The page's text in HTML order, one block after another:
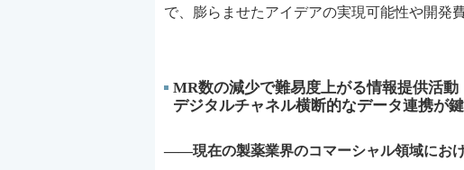
で、膨らませたアイデアの実現可能性や開発
MR数の減少で難易度上がる情報提供活動
デジタルチャネル横断的なデータ連携が鍵
――現在の製薬業界のコマーシャル領域にお